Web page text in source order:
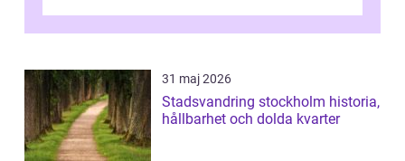
31 maj 2026
Stadsvandring stockholm historia,
hållbarhet och dolda kvarter